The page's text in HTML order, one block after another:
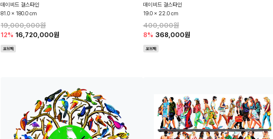
데이비드 걸스타인
81.0 x 180.0 cm
19,000,000원
12% 16,720,000원
오브제
데이비드 걸스타인
19.0 x 22.0 cm
400,000원
8% 368,000원
오브제